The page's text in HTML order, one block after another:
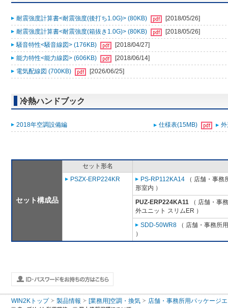
耐震強度計算書<耐震強度(後打ち1.0G)> (80KB)
[2018/05/26]
耐震強度計算書<耐震強度(箱抜き1.0G)> (80KB)
[2018/05/26]
騒音特性<騒音線図> (176KB)
[2018/04/27]
能力特性<能力線図> (606KB)
[2018/06/14]
電気配線図 (700KB)
[2026/06/25]
冷熱ハンドブック
2018年空調設備編 仕様表(15MB)
セット構成品
セット形名
PSZX-ERP224KR
PS-RP112KA14 （ 店舗・事務
形室内 ）
PUZ-ERP224KA11 （ 店舗・事
外ユニット スリムER ）
SDD-50WR8 （ 店舗・事務所
）
WIN2Kトップ 製品情報 [業務用]空調・換気 店舗・事務所用パッケージ